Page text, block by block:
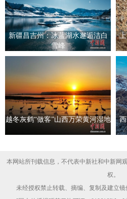
新疆昌吉州：冰蓝湖水邂逅洁白
雪峰
越冬灰鹤“做客”山西万荣黄河湿地
本网站所刊载信息，不代表中新社和中新网
权。
未经授权禁止转载、摘编、复制及建立镜